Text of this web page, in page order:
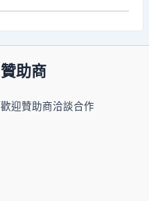
贊助商
歡迎贊助商洽談合作